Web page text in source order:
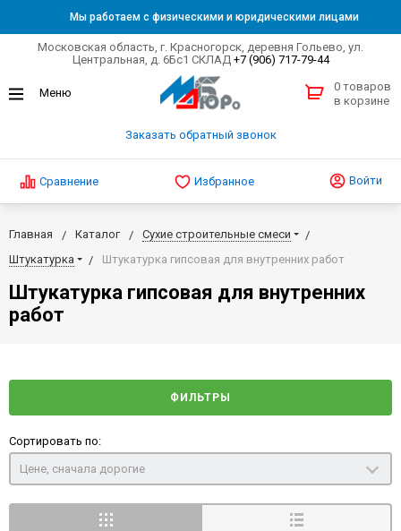
Мы работаем с физическими и юридическими лицами
Московская область, г. Красногорск, деревня Гольево, ул.
Центральная, д. 6Бс1 СКЛАД +7 (906) 717-79-44
Заказать обратный звонок
0 товаров
в корзине
Сравнение Избранное Войти
Главная Каталог
Сухие строительные смеси
Штукатурка
Штукатурка гипсовая для внутренних работ
Штукатурка гипсовая для внутренних
работ
ФИЛЬТРЫ
Сортировать по:
Цене, сначала дорогие